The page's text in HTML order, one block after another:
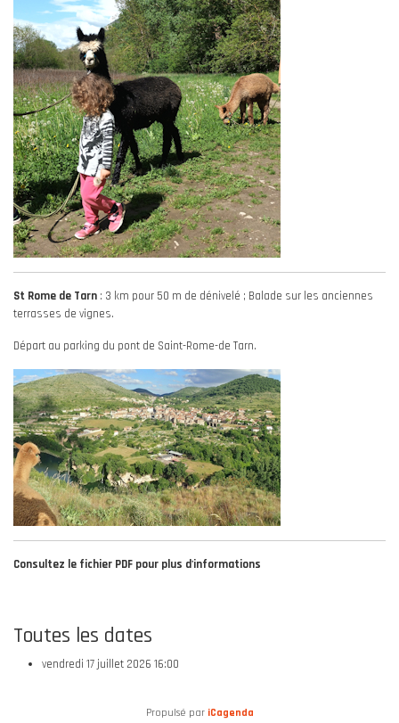
St Rome de Tarn : 3 km pour 50 m de dénivelé ; Balade sur les anciennes
terrasses de vignes.
Départ au parking du pont de Saint-Rome-de Tarn.
Consultez le fichier PDF pour plus d'informations
Toutes les dates
vendredi 17 juillet 2026 16:00
Propulsé par iCagenda